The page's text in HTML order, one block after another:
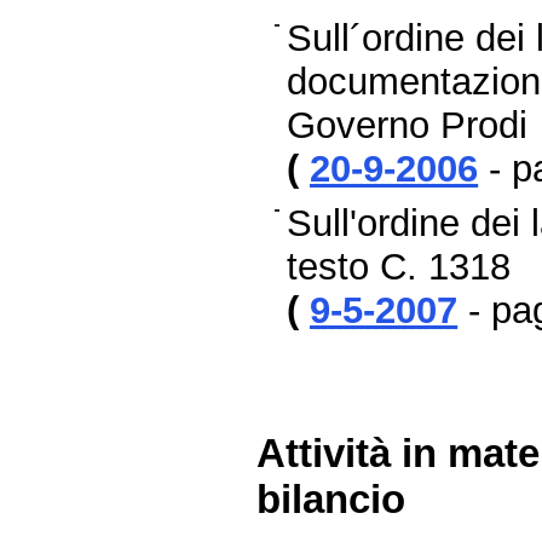
Sull´ordine
Governo Prodi
( 20-9-2006 -
Sull'ordine dei
testo C. 1318
( 9-5-2007 -
Attività in
bilancio